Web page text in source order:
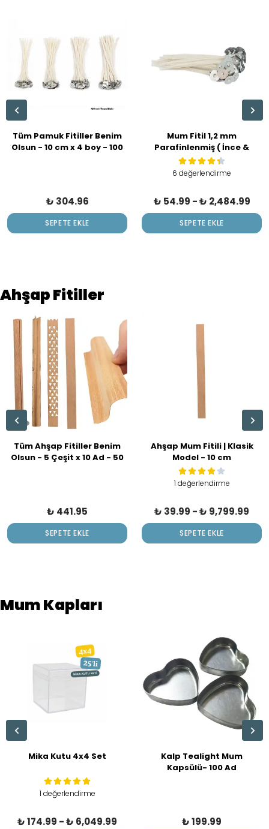
Tüm Pamuk Fitiller Benim
Olsun - 10 cm x 4 boy - 100
₺ 304.96
SEPETE EKLE
Mum Fitil 1,2 mm
Parafinlenmiş ( İnce &
Silikon Kalıp ) | 3-4 cm
Muma Uygun
6 değerlendirme
₺ 54.99 -₺ 2,484.99
SEPETE EKLE
Ahşap Fitiller
Tüm Ahşap Fitiller Benim
Olsun - 5 Çeşit x 10 Ad - 50
₺ 441.95
SEPETE EKLE
Ahşap Mum Fitili | Klasik
Model - 10 cm
1 değerlendirme
₺ 39.99 -₺ 9,799.99
SEPETE EKLE
Mum Kapları
Mika Kutu 4x4 Set
1 değerlendirme
₺ 174.99 -₺ 6,049.99
Kalp Tealight Mum
Kapsülü- 100 Ad
₺ 199.99